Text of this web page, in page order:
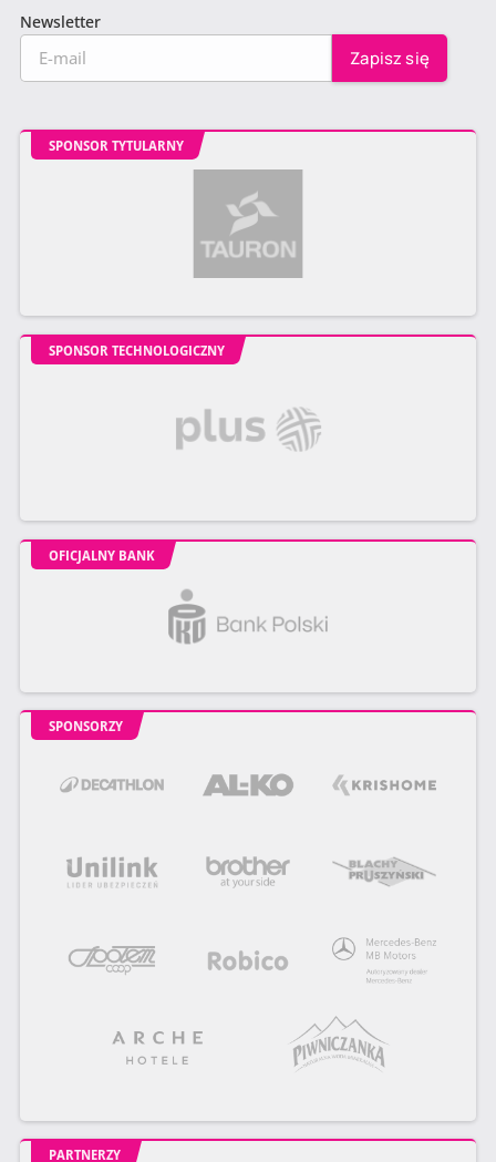
Newsletter
SPONSOR TYTULARNY
SPONSOR TECHNOLOGICZNY
OFICJALNY BANK
SPONSORZY
PARTNERZY